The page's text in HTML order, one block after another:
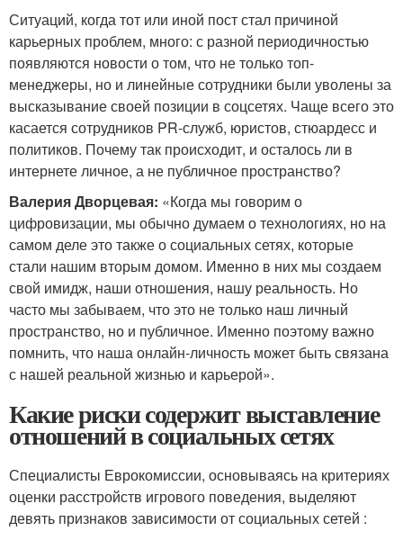
Ситуаций, когда тот или иной пост стал причиной
карьерных проблем, много: с разной периодичностью
появляются новости о том, что не только топ-
менеджеры, но и линейные сотрудники были уволены за
высказывание своей позиции в соцсетях. Чаще всего это
касается сотрудников PR-служб, юристов, стюардесс и
политиков. Почему так происходит, и осталось ли в
интернете личное, а не публичное пространство?
Валерия Дворцевая: «Когда мы говорим о
цифровизации, мы обычно думаем о технологиях, но на
самом деле это также о социальных сетях, которые
стали нашим вторым домом. Именно в них мы создаем
свой имидж, наши отношения, нашу реальность. Но
часто мы забываем, что это не только наш личный
пространство, но и публичное. Именно поэтому важно
помнить, что наша онлайн-личность может быть связана
с нашей реальной жизнью и карьерой».
Какие риски содержит выставление
отношений в социальных сетях
Специалисты Еврокомиссии, основываясь на критериях
оценки расстройств игрового поведения, выделяют
девять признаков зависимости от социальных сетей :